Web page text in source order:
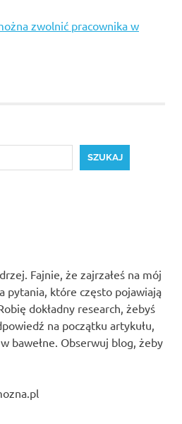
zwolnić pracownika w
SZUKAJ
Fajnie, że zajrzałeś na mój
pytania, które często pojawiają
dokładny research, żebyś
na początku artykułu,
bawełne. Obserwuj blog, żeby